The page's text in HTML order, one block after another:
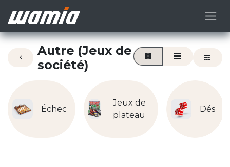
Autre (Jeux de
société)
Échec
Jeux de
plateau
Dés